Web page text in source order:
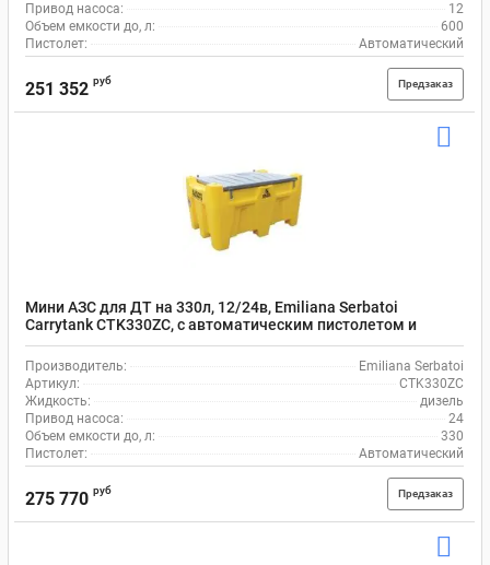
Привод насоса:
12
Объем емкости до, л:
600
Пистолет:
Автоматический
251 352 руб Предзаказ
Мини АЗС для ДТ на 330л, 12/24в, Emiliana Serbatoi
Carrytank CTK330ZC, с автоматическим пистолетом и
шлангом на 4 м
Производитель:
Emiliana Serbatoi
Артикул:
CTK330ZC
Жидкость:
дизель
Привод насоса:
24
Объем емкости до, л:
330
Пистолет:
Автоматический
275 770 руб Предзаказ